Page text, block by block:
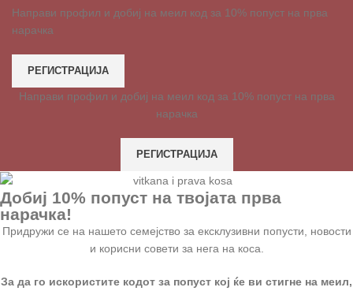
Направи профил и добиј на меил код за 10% попуст на прва
нарачка
РЕГИСТРАЦИЈА
Направи профил и добиј на меил код за 10% попуст на прва
нарачка
РЕГИСТРАЦИЈА
Добиј 10% попуст на твојата прва
нарачка!
Придружи се на нашето семејство за ексклузивни попусти, новости
и корисни совети за нега на коса.
За да го искористите кодот за попуст кој ќе ви стигне на меил,